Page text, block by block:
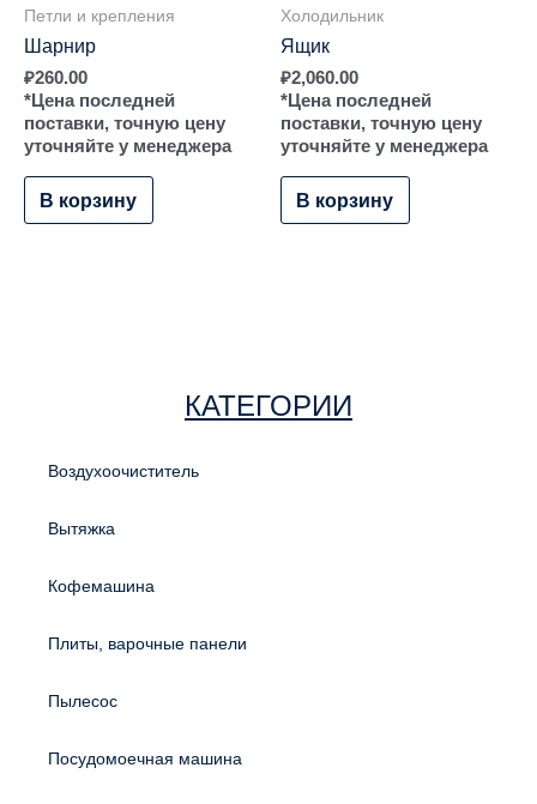
Петли и крепления
Шарнир
₽260.00
*Цена последней
поставки, точную цену
уточняйте у менеджера
В корзину
Холодильник
Ящик
₽2,060.00
*Цена последней
поставки, точную цену
уточняйте у менеджера
В корзину
КАТЕГОРИИ
Воздухоочиститель
Вытяжка
Кофемашина
Плиты, варочные панели
Пылесос
Посудомоечная машина